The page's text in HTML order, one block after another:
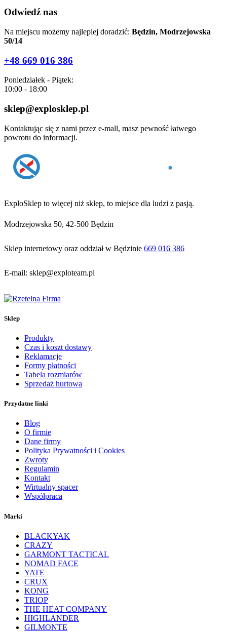
Odwiedź nas
Na miejscu możemy najlepiej doradzić: Będzin, Modrzejowska
50/14
+48 669 016 386
Poniedziałek - Piątek:
10:00 - 18:00
sklep@explosklep.pl
Kontaktując się z nami przez e-mall, masz pewność łatwego
powrotu do informacji.
ExploSklep to więcej niż sklep, to miejsce dla ludzi z pasją.
Modrzejowska 50, 42-500 Będzin
Sklep internetowy oraz oddział w Będzinie 669 016 386
E-mail: sklep@exploteam.pl
Sklep
Produkty
Czas i koszt dostawy
Reklamacje
Formy płatności
Tabela rozmiarów
Sprzedaż hurtowa
Przydatne linki
Blog
O firmie
Dane firmy
Polityka Prywatności i Cookies
Zwroty
Regulamin
Kontakt
Wirtualny spacer
Współpraca
Marki
BLACKYAK
CRAZY
GARMONT TACTICAL
NOMAD FACE
YATE
CRUX
KONG
TRIOP
THE HEAT COMPANY
HIGHLANDER
GILMONTE